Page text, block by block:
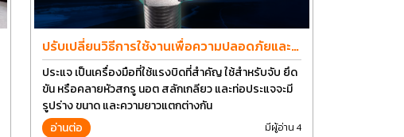
ปรับเปลี่ยนวิธีการใช้งานเพื่อความปลอดภัยและ
ยืดอายุการใช้งานประแจได้อีกนาน
ประแจ เป็นเครื่องมือที่ใช้แรงบิดที่สำคัญ ใช้สำหรับจับ ยึด
ขัน หรือคลายหัวสกรู นอต สลักเกลียว และท่อประแจจะมี
รูปร่าง ขนาด และความยาวแตกต่างกัน
อ่านต่อ
มีผู้อ่าน 4